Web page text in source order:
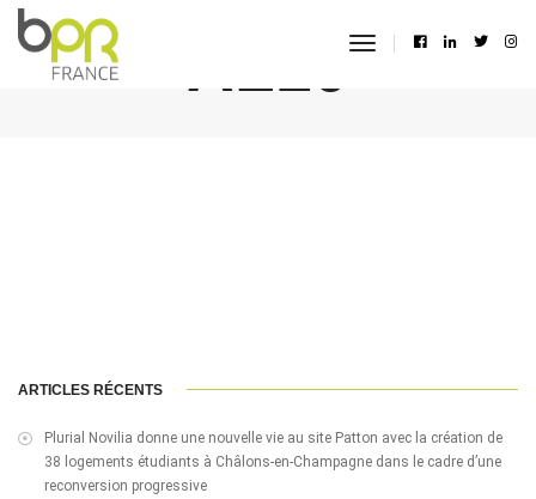
toggle
AL10
ARTICLES RÉCENTS
Plurial Novilia donne une nouvelle vie au site Patton avec la création de
38 logements étudiants à Châlons-en-Champagne dans le cadre d’une
reconversion progressive